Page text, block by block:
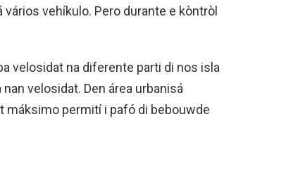
vehíkulo. Pero durante e kòntròl
velosidat na diferente parti di nos isla
velosidat. Den área urbanisá
máksimo permití i pafó di bebouwde